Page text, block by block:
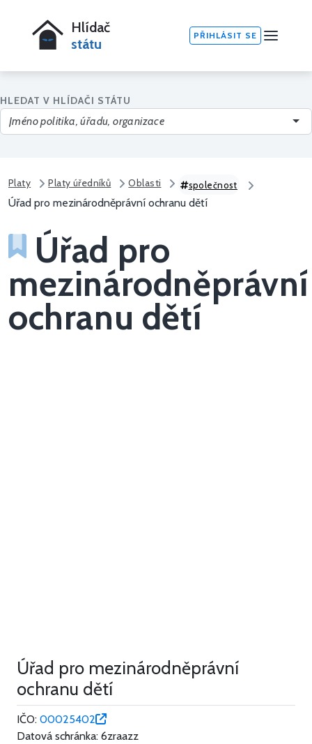
Hlídač
státu
PŘIHLÁSIT SE
HLEDAT V HLÍDAČI STÁTU
Platy Platy úředníků Oblasti společnost
Úřad pro mezinárodněprávní ochranu dětí
Úřad pro
mezinárodněprávní
ochranu dětí
Úřad pro mezinárodněprávní
ochranu dětí
IČO: 00025402
Datová schránka: 6zraazz